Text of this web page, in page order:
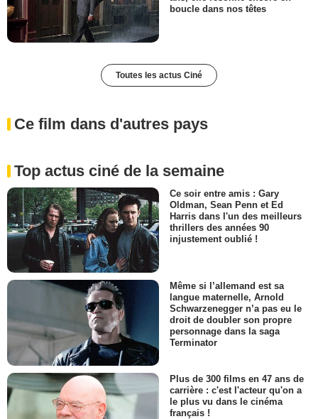
boucle dans nos têtes
Toutes les actus Ciné
Ce film dans d'autres pays
Top actus ciné de la semaine
Ce soir entre amis : Gary
Oldman, Sean Penn et Ed
Harris dans l'un des meilleurs
thrillers des années 90
injustement oublié !
Même si l’allemand est sa
langue maternelle, Arnold
Schwarzenegger n’a pas eu le
droit de doubler son propre
personnage dans la saga
Terminator
Plus de 300 films en 47 ans de
carrière : c'est l'acteur qu'on a
le plus vu dans le cinéma
français !